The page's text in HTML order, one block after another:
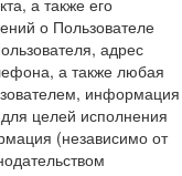
о Пользователе
адрес
а также любая
информация
целей исполнения
(независимо от